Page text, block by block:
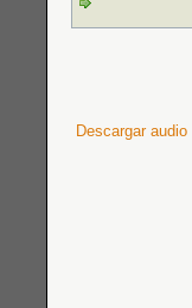
Descargar